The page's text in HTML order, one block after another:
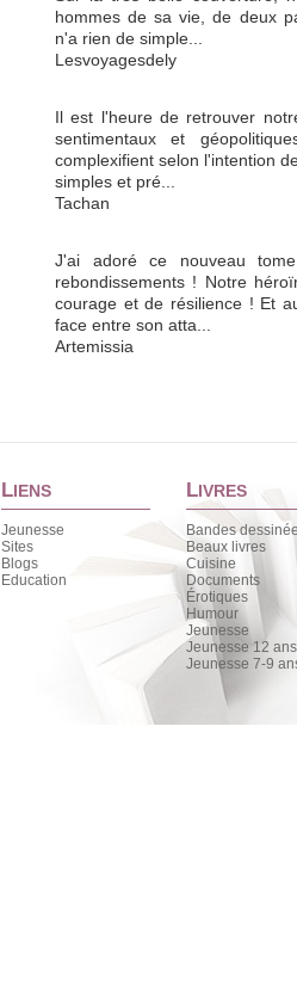
hommes de sa vie, de deux
n'a rien de simple...
Lesvoyagesdely
Il est l'heure de retrouver
sentimentaux et
complexifient selon l'intention
simples et pré...
Tachan
J'ai adoré ce nouveau
rebondissements ! Notre
courage et de résilience ! Et
face entre son atta...
Artemissia
LIENS
Jeunesse
Sites
Blogs
Education
LIVRES
Bandes
Beaux livres
Cuisine
Documents
Érotiques
Humour
Jeunesse
Jeunesse 12
Jeunesse 7-9